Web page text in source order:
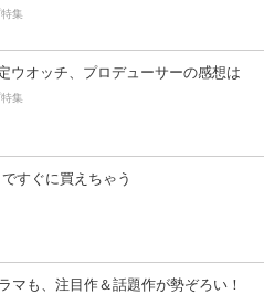
集
ウオッチ、プロデューサーの感想は
集
すぐに買えちゃう
マも、注目作＆話題作が勢ぞろい！